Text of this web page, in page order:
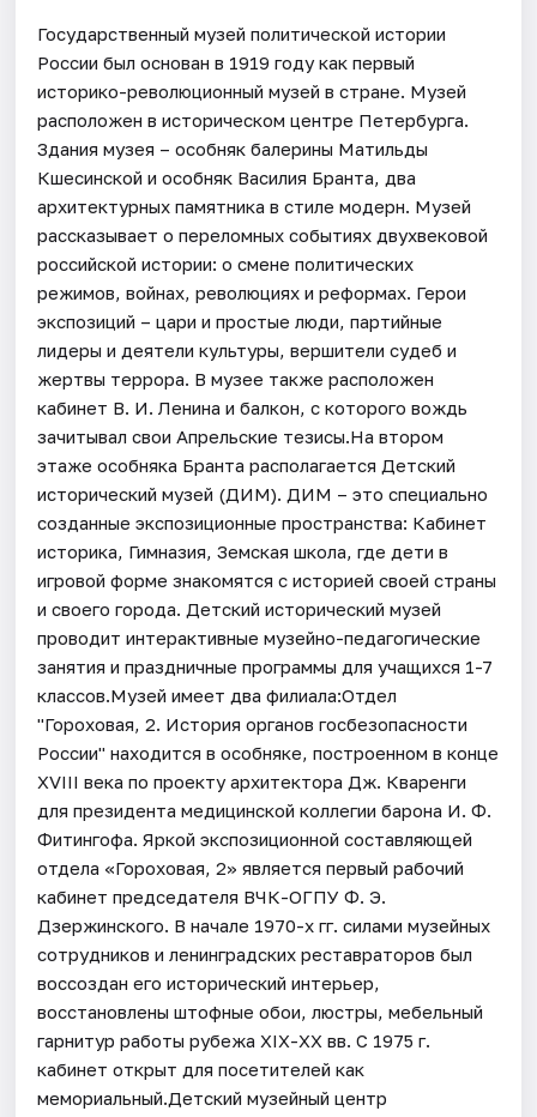
Государственный музей политической истории
России был основан в 1919 году как первый
историко-революционный музей в стране. Музей
расположен в историческом центре Петербурга.
Здания музея – особняк балерины Матильды
Кшесинской и особняк Василия Бранта, два
архитектурных памятника в стиле модерн. Музей
рассказывает о переломных событиях двухвековой
российской истории: о смене политических
режимов, войнах, революциях и реформах. Герои
экспозиций – цари и простые люди, партийные
лидеры и деятели культуры, вершители судеб и
жертвы террора. В музее также расположен
кабинет В. И. Ленина и балкон, с которого вождь
зачитывал свои Апрельские тезисы.На втором
этаже особняка Бранта располагается Детский
исторический музей (ДИМ). ДИМ – это специально
созданные экспозиционные пространства: Кабинет
историка, Гимназия, Земская школа, где дети в
игровой форме знакомятся с историей своей страны
и своего города. Детский исторический музей
проводит интерактивные музейно-педагогические
занятия и праздничные программы для учащихся 1-7
классов.Музей имеет два филиала:Отдел
"Гороховая, 2. История органов госбезопасности
России" находится в особняке, построенном в конце
XVIII века по проекту архитектора Дж. Кваренги
для президента медицинской коллегии барона И. Ф.
Фитингофа. Яркой экспозиционной составляющей
отдела «Гороховая, 2» является первый рабочий
кабинет председателя ВЧК-ОГПУ Ф. Э.
Дзержинского. В начале 1970-х гг. силами музейных
сотрудников и ленинградских реставраторов был
воссоздан его исторический интерьер,
восстановлены штофные обои, люстры, мебельный
гарнитур работы рубежа XIX-XX вв. С 1975 г.
кабинет открыт для посетителей как
мемориальный.Детский музейный центр